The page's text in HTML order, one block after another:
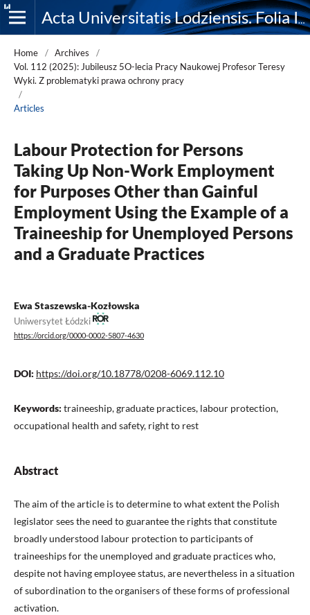
Acta Universitatis Lodziensis. Folia Iuridica
Home / Archives
/
Vol. 112 (2025): Jubileusz 5O-lecia Pracy Naukowej Profesor Teresy
Wyki. Z problematyki prawa ochrony pracy
/
Articles
Labour Protection for Persons
Taking Up Non-Work Employment
for Purposes Other than Gainful
Employment Using the Example of a
Traineeship for Unemployed Persons
and a Graduate Practices
Ewa Staszewska-Kozłowska
Uniwersytet Łódzki
https://orcid.org/0000-0002-5807-4630
DOI: https://doi.org/10.18778/0208-6069.112.10
Keywords: traineeship, graduate practices, labour protection,
occupational health and safety, right to rest
Abstract
The aim of the article is to determine to what extent the Polish
legislator sees the need to guarantee the rights that constitute
broadly understood labour protection to participants of
traineeships for the unemployed and graduate practices who,
despite not having employee status, are nevertheless in a situation
of subordination to the organisers of these forms of professional
activation.